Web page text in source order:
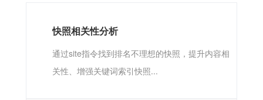
快照相关性分析
通过site指令找到排名不理想的快照，提升内容相
关性、增强关键词索引快照...